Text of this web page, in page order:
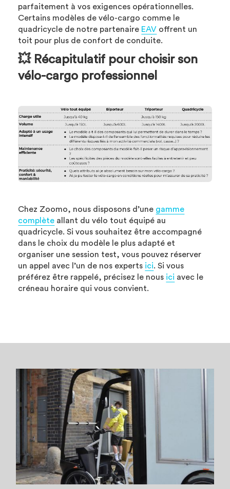
parfaitement à vos exigences opérationnelles.
Certains modèles de vélo-cargo comme le
quadricycle de notre partenaire EAV offrent un
toit pour plus de confort de conduite.
💥 Récapitulatif pour choisir son
vélo-cargo professionnel
Chez Zoomo, nous disposons d’une gamme
complète allant du vélo tout équipé au
quadricycle. Si vous souhaitez être accompagné
dans le choix du modèle le plus adapté et
organiser une session test, vous pouvez réserver
un appel avec l’un de nos experts ici. Si vous
préférez être rappelé, précisez le nous ici avec le
créneau horaire qui vous convient.